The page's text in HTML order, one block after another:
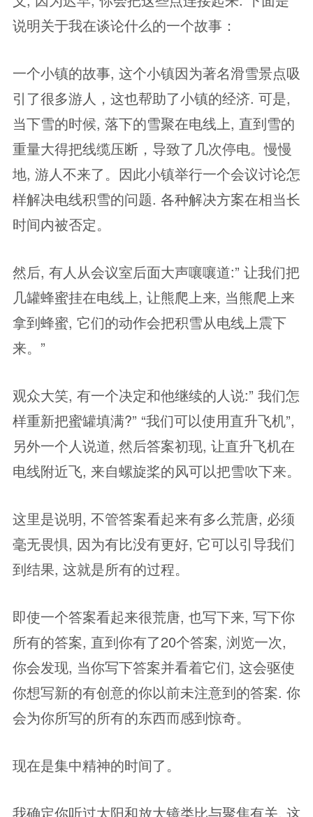
说明关于我在谈论什么的一个故事：
一个小镇的故事, 这个小镇因为著名滑雪景点吸
引了很多游人，这也帮助了小镇的经济. 可是,
当下雪的时候, 落下的雪聚在电线上, 直到雪的
重量大得把线缆压断，导致了几次停电。慢慢
地, 游人不来了。因此小镇举行一个会议讨论怎
样解决电线积雪的问题. 各种解决方案在相当长
时间内被否定。
然后, 有人从会议室后面大声嚷嚷道:” 让我们把
几罐蜂蜜挂在电线上, 让熊爬上来, 当熊爬上来
拿到蜂蜜, 它们的动作会把积雪从电线上震下
来。”
观众大笑, 有一个决定和他继续的人说:” 我们怎
样重新把蜜罐填满?” “我们可以使用直升飞机”,
另外一个人说道, 然后答案初现, 让直升飞机在
电线附近飞, 来自螺旋桨的风可以把雪吹下来。
这里是说明, 不管答案看起来有多么荒唐, 必须
毫无畏惧, 因为有比没有更好, 它可以引导我们
到结果, 这就是所有的过程。
即使一个答案看起来很荒唐, 也写下来, 写下你
所有的答案, 直到你有了20个答案, 浏览一次,
你会发现, 当你写下答案并看着它们, 这会驱使
你想写新的有创意的你以前未注意到的答案. 你
会为你所写的所有的东西而感到惊奇。
现在是集中精神的时间了。
我确定你听过太阳和放大镜类比与聚焦有关, 这